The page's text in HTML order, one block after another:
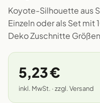
Koyote-Silhouette aus
Einzeln oder als Set mit
Deko Zuschnitte
5,23 €
inkl. MwSt. · zzgl. Versand